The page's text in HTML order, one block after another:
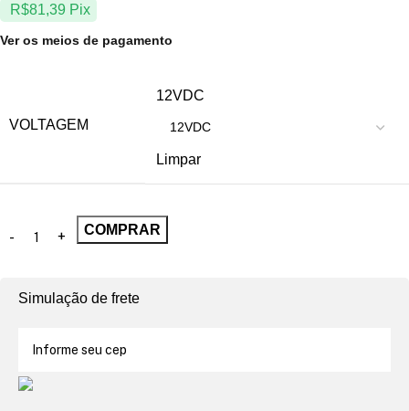
R$81,39 Pix
Ver os meios de pagamento
VOLTAGEM
12VDC
Limpar
COMPRAR
Simulação de frete